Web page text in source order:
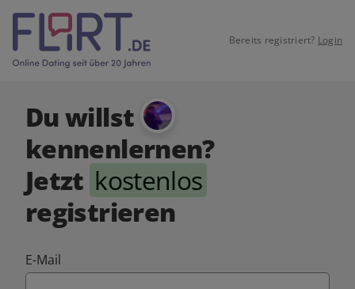
Bereits registriert? Login
Du willst
kennenlernen?
Jetzt kostenlos
registrieren
E-Mail